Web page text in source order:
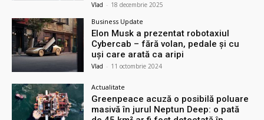
Vlad - 18 decembrie 2025
Business Update
Elon Musk a prezentat robotaxiul
Cyberсab – fără volan, pedale și cu
uși care arată ca aripi
Vlad - 11 octombrie 2024
Actualitate
Greenpeace acuză o posibilă poluare
masivă în jurul Neptun Deep: o pată